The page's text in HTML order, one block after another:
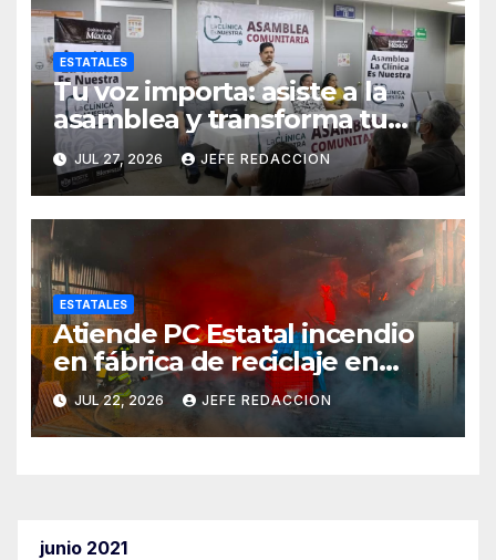
ESTATALES
Tu voz importa: asiste a la
asamblea y transforma tu
clínica del IMSS-Bienestar
JUL 27, 2026 JEFE REDACCION
ESTATALES
Atiende PC Estatal incendio
en fábrica de reciclaje en
Morelia
JUL 22, 2026 JEFE REDACCION
junio 2021